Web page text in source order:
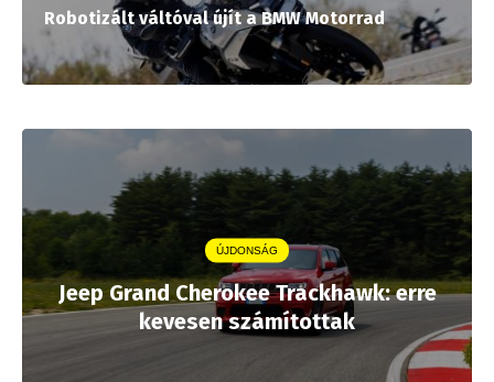
Robotizált váltóval újít a BMW Motorrad
ÚJDONSÁG
Jeep Grand Cherokee Trackhawk: erre
kevesen számítottak